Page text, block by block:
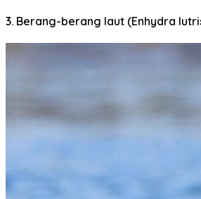
3. Berang-berang laut (Enhydra